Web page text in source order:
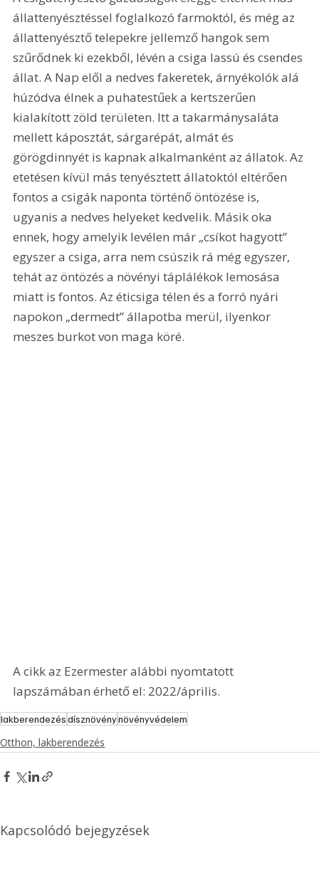
állattenyésztéssel foglalkozó farmoktól, és még az
állattenyésztő telepekre jellemző hangok sem
szűrődnek ki ezekből, lévén a csiga lassú és csendes
állat. A Nap elől a nedves fakeretek, árnyékolók alá
húzódva élnek a puhatestűek a kertszerűen
kialakított zöld területen. Itt a takarmánysaláta
mellett káposztát, sárgarépát, almát és
görögdinnyét is kapnak alkalmanként az állatok. Az
etetésen kívül más tenyésztett állatoktól eltérően
fontos a csigák naponta történő öntözése is,
ugyanis a nedves helyeket kedvelik. Másik oka
ennek, hogy amelyik levélen már „csíkot hagyott”
egyszer a csiga, arra nem csúszik rá még egyszer,
tehát az öntözés a növényi táplálékok lemosása
miatt is fontos. Az éticsiga télen és a forró nyári
napokon „dermedt” állapotba merül, ilyenkor
meszes burkot von maga köré.
A cikk az Ezermester alábbi nyomtatott
lapszámában érhető el: 2022/április.
lakberendezésdísznövénynövényvédelem
Otthon, lakberendezés
Kapcsolódó bejegyzések